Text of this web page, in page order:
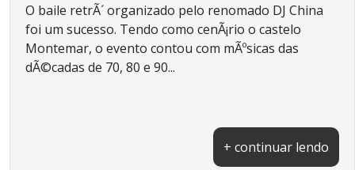
O baile retrÃ´ organizado pelo renomado DJ China
foi um sucesso. Tendo como cenÃ¡rio o castelo
Montemar, o evento contou com mÃºsicas das
dÃ©cadas de 70, 80 e 90...
+ continuar lendo